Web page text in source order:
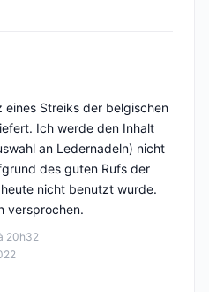
20h32
eines Streiks der belgischen
Ich werde den Inhalt
an Ledernadeln) nicht
des guten Rufs der
nicht benutzt wurde.
versprochen.